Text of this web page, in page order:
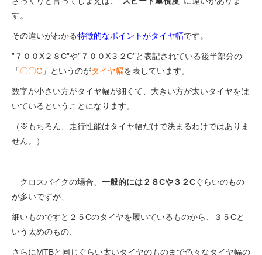
す。
その違いがわかる特徴的なポイントがタイヤ幅です。
”７００X２８C”や”７００X３２C”と表記されている後半部分の
「〇〇C 」というのがタイヤ幅を表しています。
数字が小さい方がタイヤ幅が細くて、大きい方が太いタイヤをは
いているということになります。
（※もちろん、走行性能はタイヤ幅だけで決まるわけではありま
せん。）
クロスバイクの場合、 一般的には２８Cや３２Cぐらいのもの
が多いですが、
細いものですと２５Cのタイヤを履いているものから、３５Cと
いう太めのもの、
さらにMTBと同じぐらい太いタイヤのものまで色々なタイヤ幅の